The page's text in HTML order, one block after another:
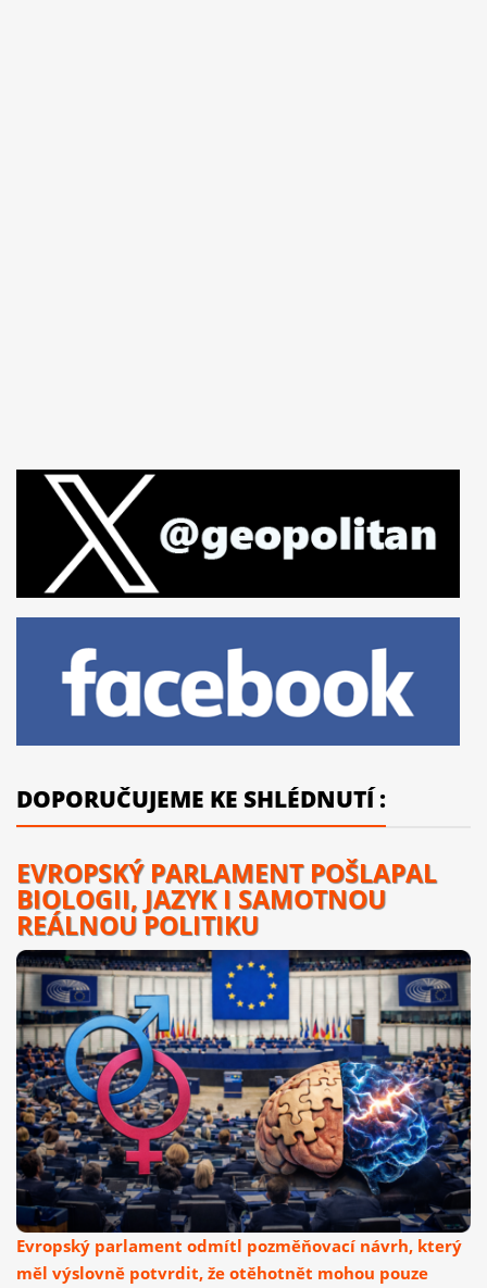
DOPORUČUJEME KE SHLÉDNUTÍ :
EVROPSKÝ PARLAMENT POŠLAPAL
BIOLOGII, JAZYK I SAMOTNOU
REÁLNOU POLITIKU
Evropský parlament odmítl pozměňovací návrh, který
měl výslovně potvrdit, že otěhotnět mohou pouze